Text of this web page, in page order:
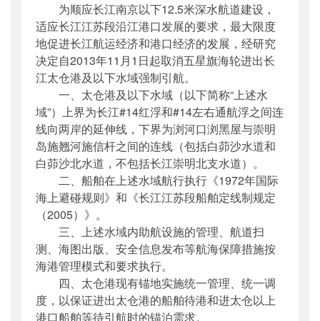
公开日期：2013年10月16日
主题词： 五星旗海轮;长江太仓港;强制;引航
机构分类：海事局
主题分类：安全质量
公文类型：部公告通告
为顺应长江南京以下12.5米深水航道建设，
适应长江江苏段沿江港口发展的要求，最大限度
地促进长江航运经济和港口经济的发展，经研究
决定自2013年11月1日起取消五星旗海轮进出长
江太仓港及以下水域强制引航。
一、太仓港及以下水域（以下简称“上述水
域”）上界为长江#14红浮和#14左右通航浮之间连
线向两岸的延伸线，下界为浏河口浏黑屋与崇明
岛施翘河施信杆之间的连线（包括白茆沙水道和
白茆沙北水道，不包括长江崇明北支水道）。
二、船舶在上述水域航行执行《1972年国际
海上避碰规则》和《长江江苏段船舶定线制规定
（2005）》。
三、上述水域内助航设施的管理、航道扫
测、海图出版、安全信息发布等航海保障措施按
海港管理模式和要求执行。
四、太仓港现有锚地实施统一管理、统一调
度，以保证进出太仓港的船舶待港和进太仓以上
港口船舶等待引航时的锚泊需求。